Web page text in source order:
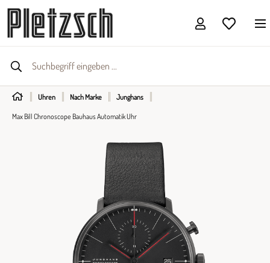
Uhren Nach Marke Junghans
Max Bill Chronoscope Bauhaus Automatik Uhr